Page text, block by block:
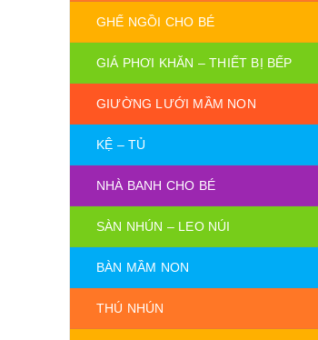
GHẾ NGỒI CHO BÉ
GIÁ PHƠI KHĂN – THIẾT BỊ BẾP
GIƯỜNG LƯỚI MẦM NON
KỆ – TỦ
NHÀ BANH CHO BÉ
SÀN NHÚN – LEO NÚI
BÀN MẦM NON
THÚ NHÚN